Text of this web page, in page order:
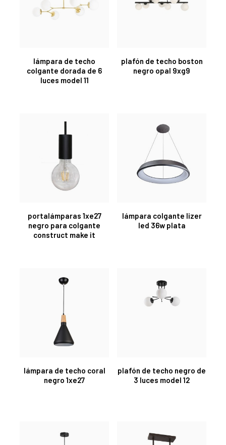
lámpara de techo
colgante dorada de 6
luces model 11
plafón de techo boston
negro opal 9xg9
portalámparas 1xe27
negro para colgante
construct make it
lámpara colgante lizer
led 36w plata
lámpara de techo coral
negro 1xe27
plafón de techo negro de
3 luces model 12